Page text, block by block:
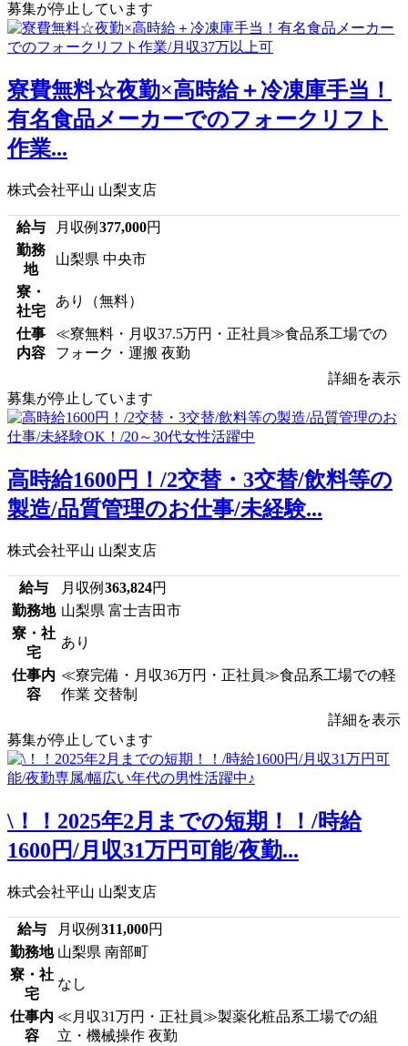
募集が停止しています
寮費無料☆夜勤×高時給＋冷凍庫手当！
有名食品メーカーでのフォークリフト
作業...
株式会社平山 山梨支店
給与 月収例 377,000円
勤務
地
山梨県 中央市
寮・
社宅
あり（無料）
仕事
内容
≪寮無料・月収37.5万円・正社員≫食品系工場での
フォーク・運搬 夜勤
詳細を表示
募集が停止しています
高時給1600円！/2交替・3交替/飲料等の
製造/品質管理のお仕事/未経験...
株式会社平山 山梨支店
給与 月収例 363,824円
勤務地 山梨県 富士吉田市
寮・社
宅
あり
仕事内
容
≪寮完備・月収36万円・正社員≫食品系工場での軽
作業 交替制
詳細を表示
募集が停止しています
\！！2025年2月までの短期！！/時給
1600円/月収31万円可能/夜勤...
株式会社平山 山梨支店
給与 月収例 311,000円
勤務地 山梨県 南部町
寮・社
宅
なし
仕事内
容
≪月収31万円・正社員≫製薬化粧品系工場での組
立・機械操作 夜勤